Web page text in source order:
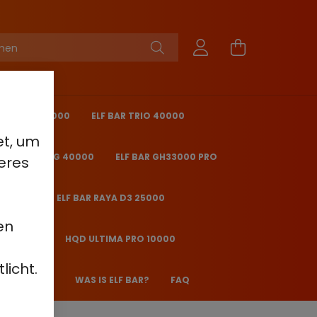
um
PRO 40000 ELF BAR TRIO 40000
BAR ICE KING 40000 ELF BAR GH33000 PRO
ELF BAR RAYA D3 25000
HQD ULTIMA PRO 10000
WAS IS ELF BAR? FAQ